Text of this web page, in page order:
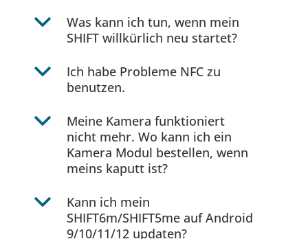
b
Was kann ich tun, wenn mein
SHIFT willkürlich neu startet?
b
Ich habe Probleme NFC zu
benutzen.
b
Meine Kamera funktioniert
nicht mehr. Wo kann ich ein
Kamera Modul bestellen, wenn
meins kaputt ist?
b
Kann ich mein
SHIFT6m/SHIFT5me auf Android
9/10/11/12 updaten?